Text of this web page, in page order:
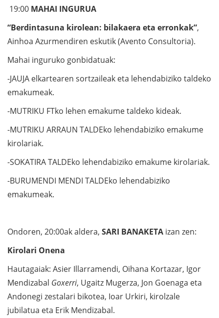
19:00 MAHAI INGURUA
“Berdintasuna kirolean: bilakaera eta erronkak”,
Ainhoa Azurmendiren eskutik (Avento Consultoria).
Mahai inguruko gonbidatuak:
-JAUJA elkartearen sortzaileak eta lehendabiziko taldeko
emakumeak.
-MUTRIKU FTko lehen emakume taldeko kideak.
-MUTRIKU ARRAUN TALDEko lehendabiziko emakume
kirolariak.
-SOKATIRA TALDEko lehendabiziko emakume kirolariak.
-BURUMENDI MENDI TALDEko lehendabiziko
emakumeak.
Ondoren, 20:00ak aldera, SARI BANAKETA izan zen:
Kirolari Onena
Hautagaiak: Asier Illarramendi, Oihana Kortazar, Igor
Mendizabal Goxerri, Ugaitz Mugerza, Jon Goenaga eta
Andonegi zestalari bikotea, Ioar Urkiri, kirolzale
jubilatua eta Erik Mendizabal.